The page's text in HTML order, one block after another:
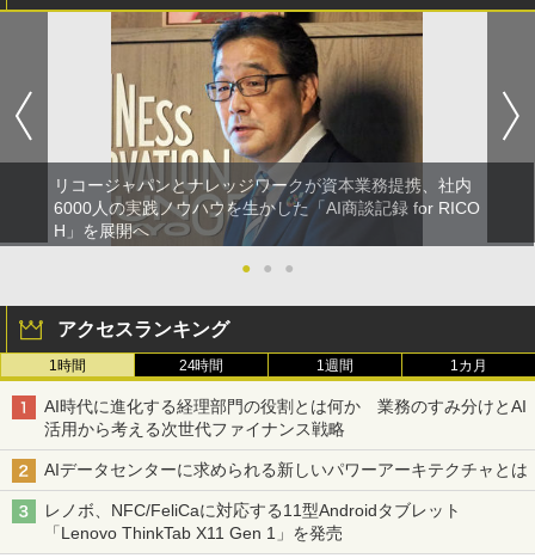
リコージャパンとナレッジワークが資本業務提携、社内
6000人の実践ノウハウを生かした「AI商談記録 for RICO
H」を展開へ
●
● ●
アクセスランキング
1時間 24時間 1週間 1カ月
AI時代に進化する経理部門の役割とは何か 業務のすみ分けとAI
活用から考える次世代ファイナンス戦略
AIデータセンターに求められる新しいパワーアーキテクチャとは
レノボ、NFC/FeliCaに対応する11型Androidタブレット
「Lenovo ThinkTab X11 Gen 1」を発売